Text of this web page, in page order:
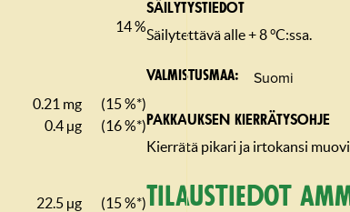
14 %
0.21 mg
(15 %*)
0.4 µg (16 %*)
22.5 µg (15 %*)
SÄILYTYSTIEDOT
Säilytettävä alle + 8 °C:ssa.
Valmistusmaa Suomi
PAKKAUKSEN KIERRÄTYSOHJE
Kierrätä pikari ja irtokansi
Tilaustiedot